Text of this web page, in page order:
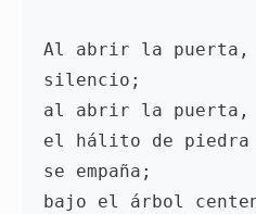
Al abrir la puerta,
silencio;
al abrir la
el hálito de piedra
se empaña;
bajo el árbol